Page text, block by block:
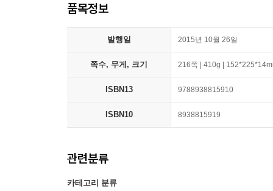
품목정보
발행일 2015년 10월 26일
쪽수, 무게, 크기 216쪽 | 410g |
ISBN13 9788938815910
ISBN10 8938815919
관련분류
카테고리 분류